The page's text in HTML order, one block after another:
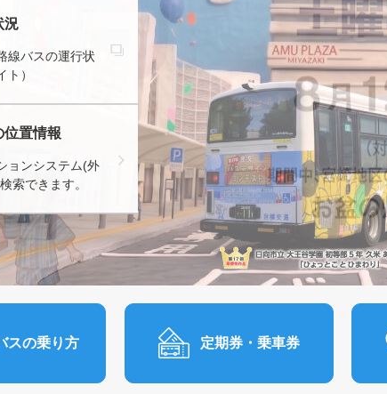
況
線バスの運行状
ト）
位置情報
ョンシステム(外
索できます。
スの乗り方 定期券・乗車券